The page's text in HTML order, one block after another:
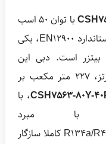
با توان 50 اسب
و ظرفیت سرمایی 100.2 کیلووات مطابق استاندارد EN12900، یکی
است. دبی این
کمپرسور در دور 2900 و فرکانس 50 هرتز، 227 متر مکعب بر
، با
با مبرد
های R134a/R407C/R404A/R507A/R407A/R407 کاملا سازگار